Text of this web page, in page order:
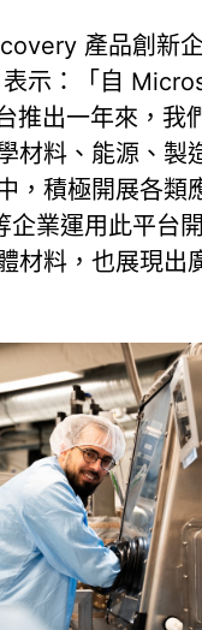
產品創新
示：「自
推出一年來，我
材料、能源、製
，積極開展各類
業運用此平台
材料，也展現出